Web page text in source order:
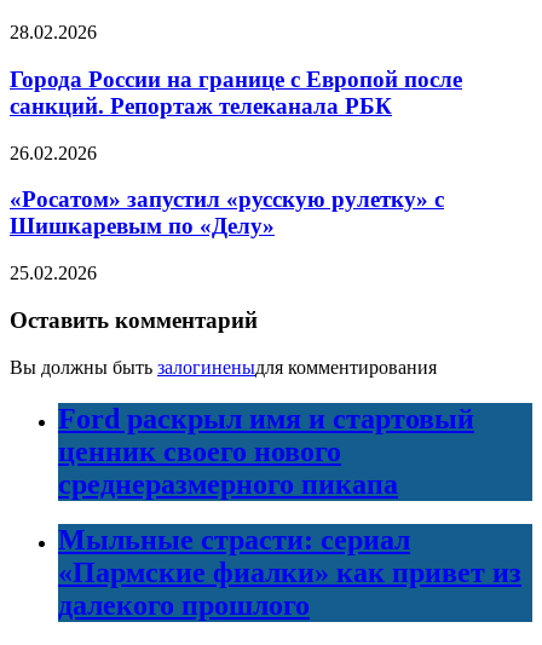
28.02.2026
Города России на границе с Европой после
санкций. Репортаж телеканала РБК
26.02.2026
«Росатом» запустил «русскую рулетку» с
Шишкаревым по «Делу»
25.02.2026
Оставить комментарий
Вы должны быть залогиненыдля комментирования
Ford раскрыл имя и стартовый
ценник своего нового
среднеразмерного пикапа
Мыльные страсти: сериал
«Пармские фиалки» как привет из
далекого прошлого